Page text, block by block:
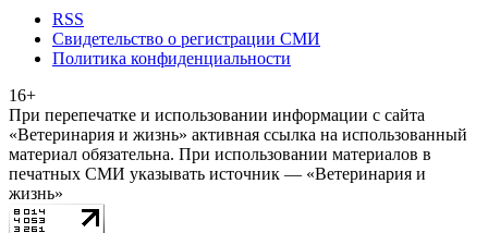
RSS
Свидетельство о регистрации СМИ
Политика конфиденциальности
16+
При перепечатке и использовании информации с сайта
«Ветеринария и жизнь» активная ссылка на использованный
материал обязательна. При использовании материалов в
печатных СМИ указывать источник — «Ветеринария и
жизнь»